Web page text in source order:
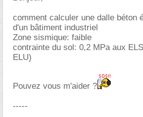
comment calculer une dalle béton
d'un bâtiment industriel
Zone sismique: faible
contrainte du sol: 0,2 MPa aux
ELU)
Pouvez vous m'aider ?
-----